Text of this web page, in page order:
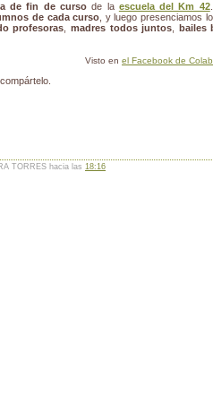
de fin de cursode la escuela del Km 42
de cada curso , y luego presenciamos
profesoras ,madres todos juntos bailes
Visto en el Facebook de
TORRES hacia las 18:16